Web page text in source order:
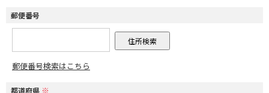
郵便番号
郵便番号検索はこちら
都道府県 ※